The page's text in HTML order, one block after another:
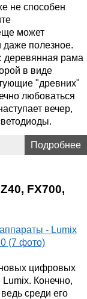
не способен
может
даже полезное.
деревянная рама
в виде
"древних"
любоваться
вечер,
Подробнее
FX700,
цифровых
Конечно,
среди его